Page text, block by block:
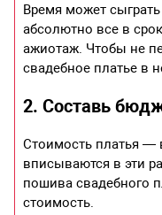
Время может
абсолютно все в
ажиотаж. Чтобы не
свадебное платье в
2. Составь
Стоимость платья —
вписываются в эти
пошива свадебного
стоимость.